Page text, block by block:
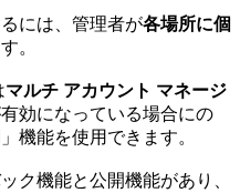
には、管理者が各場所に個
。
マルチ アカウント マネージ
効になっている場合にの
機能を使用できます。
ク機能と公開機能があり、